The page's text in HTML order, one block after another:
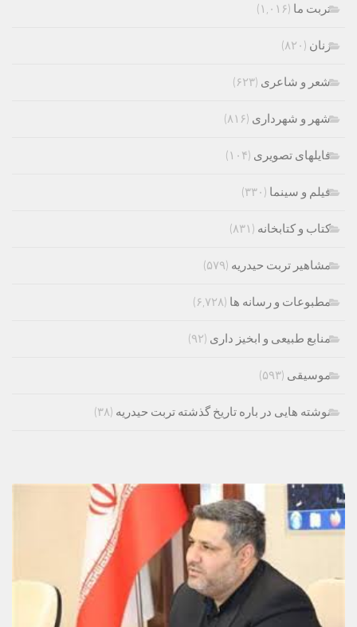
تربت ما (۱,۰۱۶)
زنان (۸۲۰)
شعر و شاعری (۶۲۳)
شهر و شهرداری (۸۱۶)
فایلهای تصویری (۱۰۴)
فیلم و سینما (۳۳۰)
کتاب و کتابخانه (۸۳۱)
مشاهیر تربت حیدریه (۵۷۹)
مطبوعات و رسانه ها (۶,۷۲۸)
منابع طبیعی و ابخیز داری (۹۲)
موسیقی (۵۹۳)
نوشته هایی در باره تاریخ گذشته تربت حیدریه (۳۸)